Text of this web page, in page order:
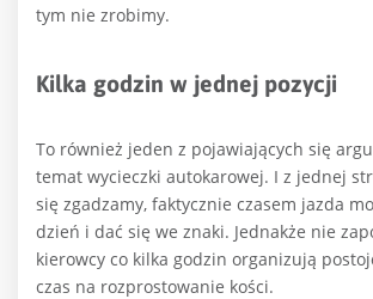
tym nie zrobimy.
Kilka godzin w jednej pozycji
To również jeden z pojawiających się
temat wycieczki autokarowej. I z jednej
się zgadzamy, faktycznie czasem jazda
dzień i dać się we znaki. Jednakże nie
kierowcy co kilka godzin organizują
czas na rozprostowanie kości.